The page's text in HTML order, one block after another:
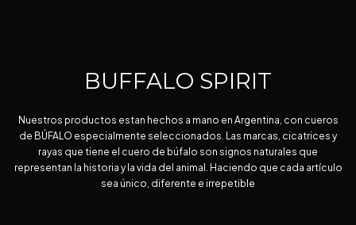
BUFFALO SPIRIT
Nuestros productos estan hechos a mano en Argentina, con cueros
de BÚFALO especialmente seleccionados. Las marcas, cicatrices y
rayas que tiene el cuero de búfalo son signos naturales que
representan la historia y la vida del animal. Haciendo que cada artículo
sea único, diferente e irrepetible